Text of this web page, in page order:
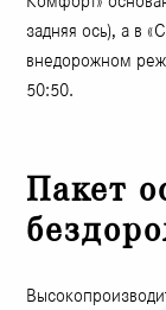
задняя ось), а в
внедорожном
50:50.
Пакет